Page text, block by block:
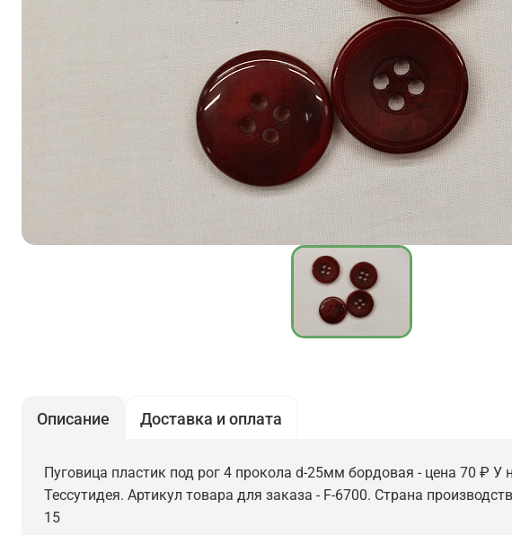
Описание Доставка и оплата
Пуговица пластик под рог 4 прокола d-25мм бордовая - цена 70 ₽
Тессутидея. Артикул товара для заказа - F-6700. Страна
15